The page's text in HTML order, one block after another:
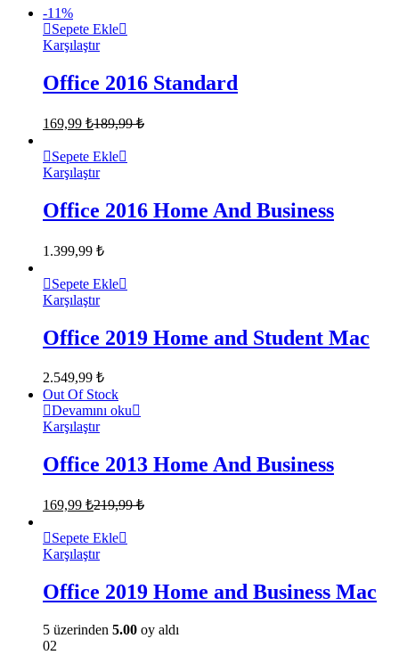
-11%
Sepete Ekle
Karşılaştır
Office 2016 Standard
169,99 ₺189,99₺
Sepete Ekle
Karşılaştır
Office 2016 Home And Business
1.399,99 ₺
Sepete Ekle
Karşılaştır
Office 2019 Home and Student Mac
2.549,99 ₺
Out Of Stock
Devamını oku
Karşılaştır
Office 2013 Home And Business
169,99 ₺219,99₺
Sepete Ekle
Karşılaştır
Office 2019 Home and Business Mac
5 üzerinden 5.00 oy aldı
02